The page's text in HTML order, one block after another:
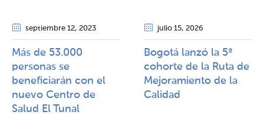
septiembre 12, 2023
Más de 53.000
personas se
beneficiarán con el
nuevo Centro de
Salud El Tunal
julio 15, 2026
Bogotá lanzó la 5ª
cohorte de la Ruta de
Mejoramiento de la
Calidad​​